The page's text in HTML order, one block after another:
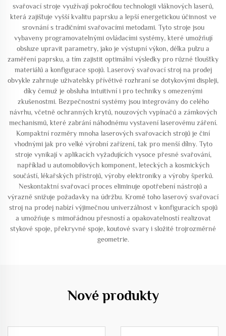
svařovací stroje využívají pokročilou technologii vláknových laserů,
která zajišťuje vyšší kvalitu paprsku a lepší energetickou účinnost ve
srovnání s tradičními svařovacími metodami. Tyto stroje jsou
vybaveny programovatelnými ovládacími systémy, které umožňují
obsluze upravit parametry, jako je výstupní výkon, délka pulzu a
zaměření paprsku, a tím zajistit optimální výsledky pro různé tloušťky
materiálů a konfigurace spojů. Laserový svařovací stroj na prodej
obvykle zahrnuje uživatelsky přívětivé rozhraní se dotykovými displeji,
díky čemuž je obsluha intuitivní i pro techniky s omezenými
zkušenostmi. Bezpečnostní systémy jsou integrovány do celého
návrhu, včetně ochranných krytů, nouzových vypínačů a zámkových
mechanismů, které zabrání náhodnému vystavení laserovému záření.
Kompaktní rozměry mnoha laserových svařovacích strojů je činí
vhodnými jak pro velké výrobní zařízení, tak pro menší dílny. Tyto
stroje vynikají v aplikacích vyžadujících vysoce přesné svařování,
například u automobilových komponent, leteckých a kosmických
součástí, lékařských přístrojů, výroby elektroniky a výroby šperků.
Neskontaktní svařovací proces eliminuje opotřebení nástrojů a
výrazně snižuje požadavky na údržbu. Kromě toho laserový svařovací
stroj na prodej nabízí výjimečnou univerzálnost v konfiguracích spojů
a umožňuje s mimořádnou přesností a opakovatelností realizovat
stykové spoje, překryvné spoje, koutové svary i složité trojrozměrné
geometrie.
Nové produkty